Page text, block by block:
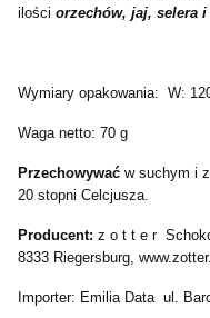
ilości orzechów, jaj, selera i
Wymiary opakowania: W:
Waga netto: 70 g
Przechowywać w suchym i
20 stopni Celcjusza.
Producent: z o t t e r
8333 Riegersburg,
Importer: Emilia Data ul.